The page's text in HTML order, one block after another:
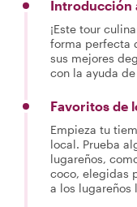
Introducción
¡Este tour
forma perfecta
sus mejores
con la ayuda
Favoritos de
Empieza tu
local. Prueba
lugareños,
coco, elegidas
a los lugareños